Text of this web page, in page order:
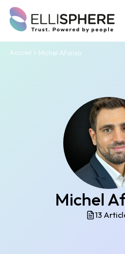
Accueil Michel Afonso
Michel
13